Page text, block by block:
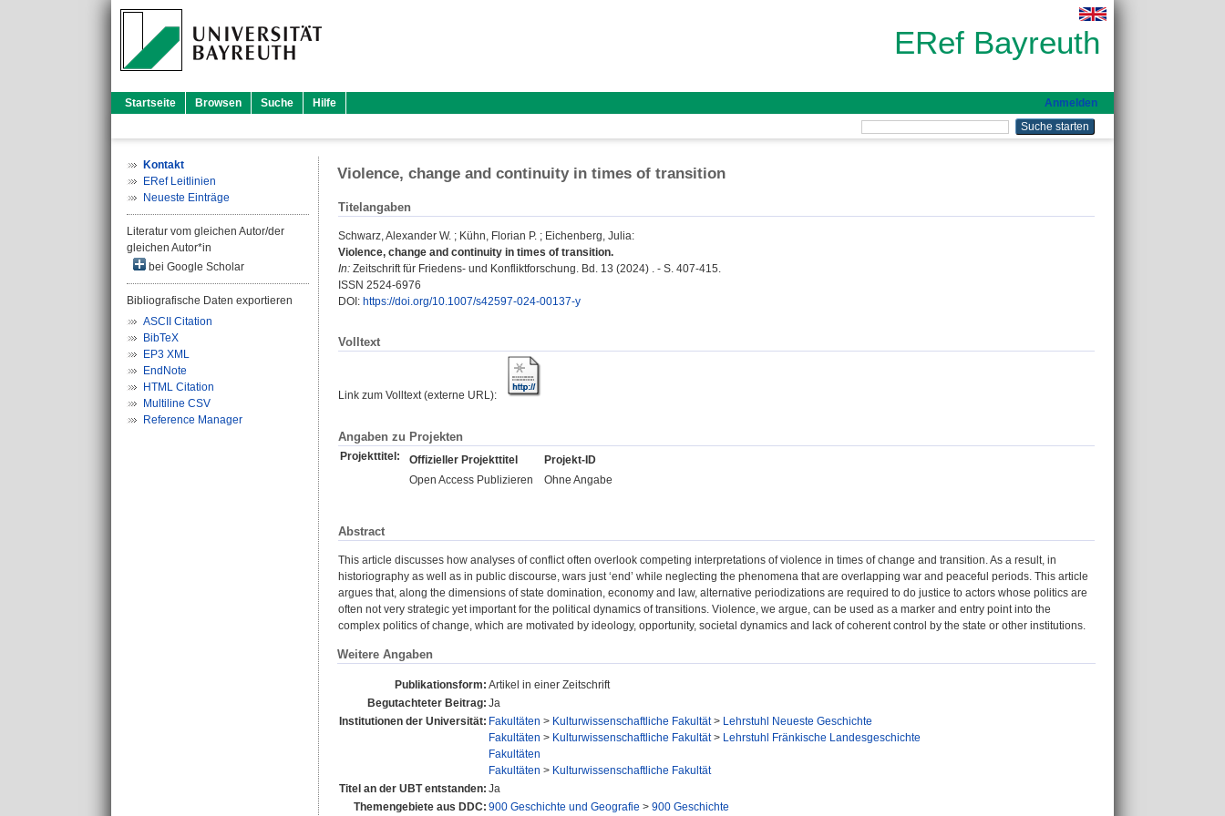
ERef Bayreuth
Startseite Browsen Suche Hilfe Anmelden
Kontakt
ERef Leitlinien
Neueste Einträge
Literatur vom gleichen Autor/der
gleichen Autor*in
bei Google Scholar
Bibliografische Daten exportieren
ASCII Citation
BibTeX
EP3 XML
EndNote
HTML Citation
Multiline CSV
Reference Manager
Violence, change and continuity in times of transition
Titelangaben
Schwarz, Alexander W. ; Kühn, Florian P. ; Eichenberg, Julia:
Violence, change and continuity in times of transition.
In: Zeitschrift für Friedens- und Konfliktforschung. Bd. 13 (2024) . - S. 407-415.
ISSN 2524-6976
DOI: https://doi.org/10.1007/s42597-024-00137-y
Volltext
Link zum Volltext (externe URL):
Angaben zu Projekten
Projekttitel: Offizieller Projekttitel
Projekt-ID
Open Access Publizieren
Ohne Angabe
Abstract
This article discusses how analyses of conflict often overlook competing interpretations of violence in times of change and transition. As a result, in
historiography as well as in public discourse, wars just ‘end’ while neglecting the phenomena that are overlapping war and peaceful periods. This article
argues that, along the dimensions of state domination, economy and law, alternative periodizations are required to do justice to actors whose politics are
often not very strategic yet important for the political dynamics of transitions. Violence, we argue, can be used as a marker and entry point into the
complex politics of change, which are motivated by ideology, opportunity, societal dynamics and lack of coherent control by the state or other institutions.
Weitere Angaben
Publikationsform: Artikel in einer Zeitschrift
Begutachteter Beitrag: Ja
Institutionen der Universität: Fakultäten > Kulturwissenschaftliche Fakultät> Lehrstuhl Neueste Geschichte
Fakultäten > Kulturwissenschaftliche Fakultät> Lehrstuhl Fränkische Landesgeschichte
Fakultäten
Fakultäten > Kulturwissenschaftliche Fakultät
Titel an der UBT entstanden: Ja
Themengebiete aus DDC: 900 Geschichte und Geografie > 900 Geschichte